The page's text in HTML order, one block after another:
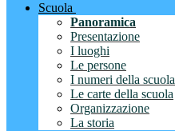
Scuola
Panoramica
Presentazione
I luoghi
Le persone
I numeri della scuola
Le carte della scuola
Organizzazione
La storia